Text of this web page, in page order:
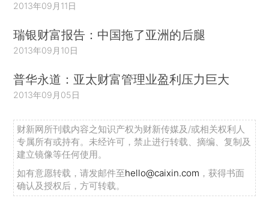
2013年09月11日
瑞银财富报告：中国拖了亚洲的后腿
2013年09月10日
普华永道：亚太财富管理业盈利压力巨大
2013年09月05日
财新网所刊载内容之知识产权为财新传媒及/或相关权利人
专属所有或持有。未经许可，禁止进行转载、摘编、复制及
建立镜像等任何使用。
如有意愿转载，请发邮件至hello@caixin.com ，获得书面
确认及授权后，方可转载。